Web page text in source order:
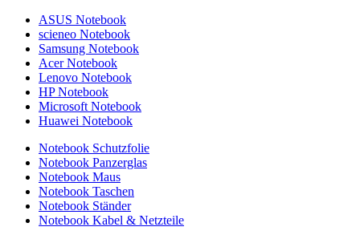
ASUS Notebook
scieneo Notebook
Samsung Notebook
Acer Notebook
Lenovo Notebook
HP Notebook
Microsoft Notebook
Huawei Notebook
Notebook Schutzfolie
Notebook Panzerglas
Notebook Maus
Notebook Taschen
Notebook Ständer
Notebook Kabel & Netzteile